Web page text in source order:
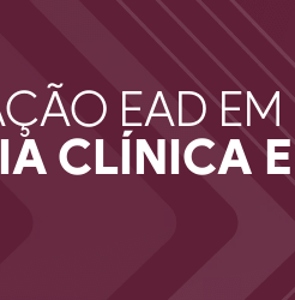
EAD EM
CLÍNICA E